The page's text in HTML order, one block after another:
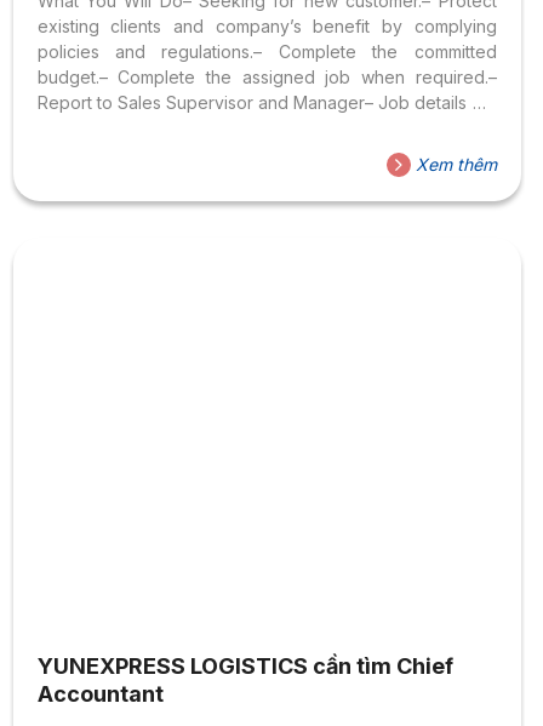
existing clients and company’s benefit by complying
policies and regulations.– Complete the committed
budget.– Complete the assigned job when required.–
Report to Sales Supervisor and Manager– Job details will
forwarding is advantages. What We Can Offer – The
modern working, professional and friendly environment –
Social and health insurance, unemployment insurance
Xem thêm
YUNEXPRESS LOGISTICS cần tìm Chief
Accountant